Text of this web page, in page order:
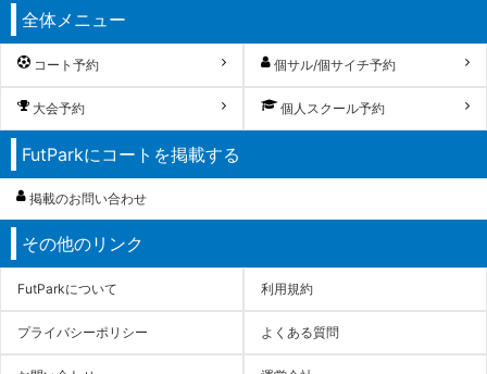
全体メニュー
コート予約 個サル/個サイチ予約
大会予約 個人スクール予約
FutParkにコートを掲載する
掲載のお問い合わせ
その他のリンク
FutParkについて 利用規約
プライバシーポリシー よくある質問